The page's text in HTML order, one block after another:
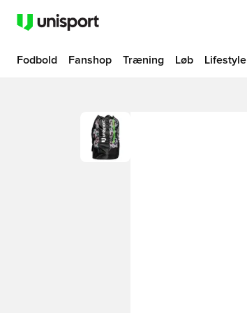
Fodbold Fanshop Træning Løb Lifestyle